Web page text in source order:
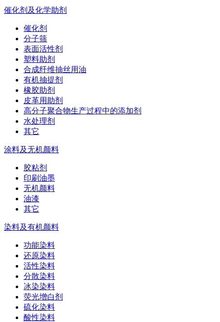
催化剂及化学助剂
催化剂
分子筛
表面活性剂
塑料助剂
合成纤维抽丝用油
有机抽提剂
橡胶助剂
皮革用助剂
高分子聚合物生产过程中的添加剂
水处理剂
其它
涂料及无机颜料
胶粘剂
印刷油墨
无机颜料
油漆
其它
染料及有机颜料
功能染料
还原染料
活性染料
分散染料
冰染染料
荧光增白剂
硫化染料
酸性染料